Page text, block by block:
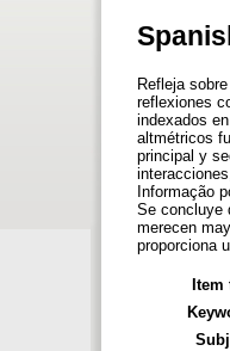
Refleja
reflexiones
indexados
altmétricos
principal y
Informação
Se concluye
merecen
proporciona
Item